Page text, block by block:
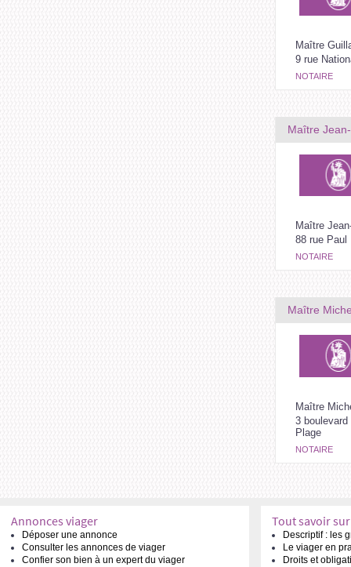
Maître
9 rue
NOTAIRE
Maître
Maître
88 rue Paul
NOTAIRE
Maître
Maître
3
Plage
NOTAIRE
Annonces viager
Déposer une annonce
Consulter les annonces de viager
Confier son bien à un expert du viager
Tout savoir
Descriptif : les
Le viager en
Droits et